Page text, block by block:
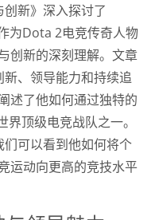
新》深入探讨了
为Dota 2电竞传奇人物
创新的深刻理解。文章
、领导能力和持续追
述了他如何通过独特的
顶级电竞战队之一。
可以看到他如何将个
运动向更高的竞技水平